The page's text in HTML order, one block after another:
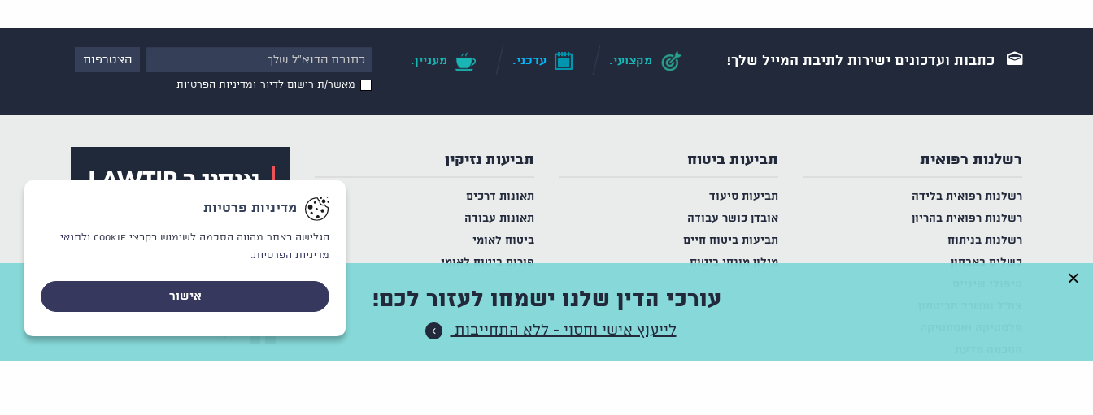
כתבות ועדכונים ישירות לתיבת המייל שלך! מקצועי. עדכני. מעניין.
מאשר/ת רישום לדיור ומדיניות הפרטיות
רשלנות רפואית
רשלנות רפואית בלידה
רשלנות רפואית בהריון
רשלנות בניתוח
כשלים באבחון
תביעות ביטוח
תביעות סיעוד
אובדן כושר עבודה
תביעות ביטוח חיים
מילון מונחי ביטוח
תביעות נזיקין
תאונות דרכים
תאונות עבודה
ביטוח לאומי
פורום ביטוח לאומי
עורכי הדין שלנו ישמחו לעזור לכם!
לייעוץ אישי וחסוי - ללא התחייבות
×
מדיניות פרטיות
הגלישה באתר מהווה הסכמה לשימוש בקבצי Cookie
ולתנאי
מדיניות הפרטיות.
אישור